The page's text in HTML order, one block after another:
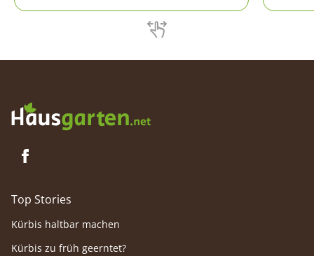
Top Stories
Kürbis haltbar machen
Kürbis zu früh geerntet?